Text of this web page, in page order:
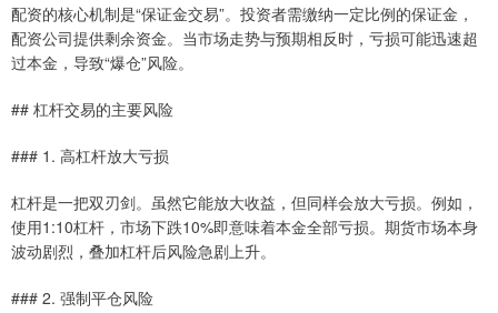
配资的核心机制是“保证金交易”。投资者需缴纳一定比例的保证金，
配资公司提供剩余资金。当市场走势与预期相反时，亏损可能迅速超
过本金，导致“爆仓”风险。
## 杠杆交易的主要风险
### 1. 高杠杆放大亏损
杠杆是一把双刃剑。虽然它能放大收益，但同样会放大亏损。例如，
使用1:10杠杆，市场下跌10%即意味着本金全部亏损。期货市场本身
波动剧烈，叠加杠杆后风险急剧上升。
### 2. 强制平仓风险